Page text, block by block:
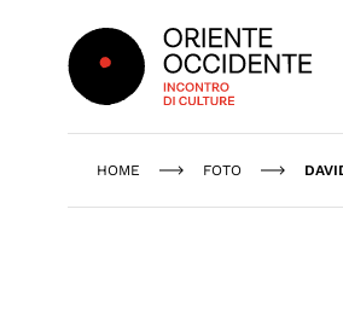
Oriente Occidente
HOME FOTO